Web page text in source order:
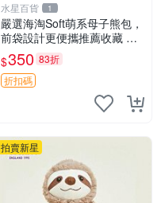
水星百貨 1
嚴選海淘Soft萌系母子熊包，
前袋設計更便攜推薦收藏 母
子熊 軟綿綿 包包
$350 83折
折扣碼
拍賣新星